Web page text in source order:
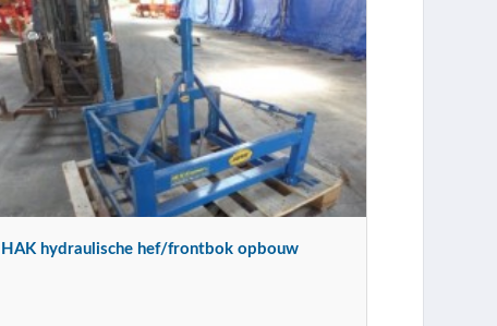
HAK hydraulische hef/frontbok opbouw